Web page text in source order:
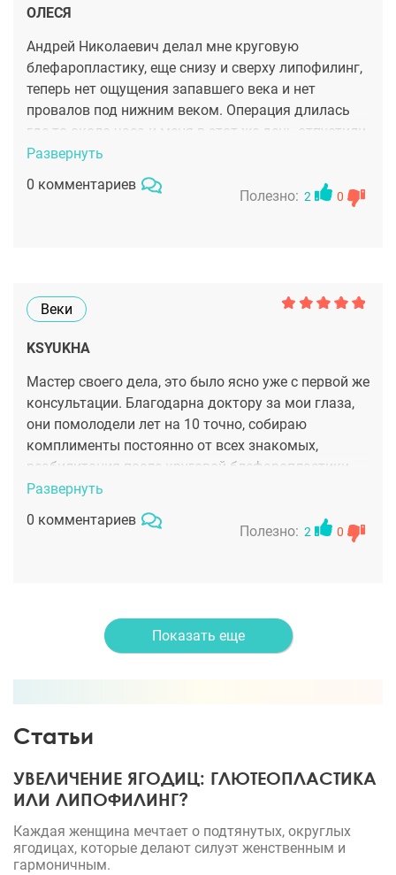
ОЛЕСЯ
Андрей Николаевич делал мне круговую
блефаропластику, еще снизу и сверху липофилинг,
теперь нет ощущения запавшего века и нет
провалов под нижним веком. Операция длилась
где-то около часа и меня в этот же день отпустили
домой, правда, за рулем поехать не рискнула,
пришлось такси вызвать. Отношение у всего
персонала, не только у врача очень внимательное,
Развернуть
0 комментариев
Полезно: 2 0
Веки
KSYUKHA
Мастер своего дела, это было ясно уже с первой же
консультации. Благодарна доктору за мои глаза,
они помолодели лет на 10 точно, собираю
комплименты постоянно от всех знакомых,
реабилитация после круговой блефаропластики
быстрая, на 10 день я уже вышла на работу.
Развернуть
0 комментариев
Полезно: 2 0
Показать еще
Статьи
УВЕЛИЧЕНИЕ ЯГОДИЦ: ГЛЮТЕОПЛАСТИКА
ИЛИ ЛИПОФИЛИНГ?
Каждая женщина мечтает о подтянутых, округлых
ягодицах, которые делают силуэт женственным и
гармоничным.